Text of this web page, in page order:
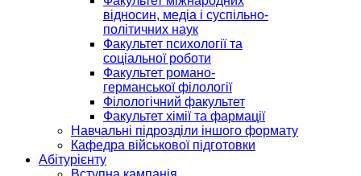
відносин, медіа і суспільно-
політичних наук
Факультет психології та
соціальної роботи
Факультет романо-
германської філології
Філологічний факультет
Факультет хімії та фармації
Навчальні підрозділи іншого формату
Кафедра військової підготовки
Абітурієнту